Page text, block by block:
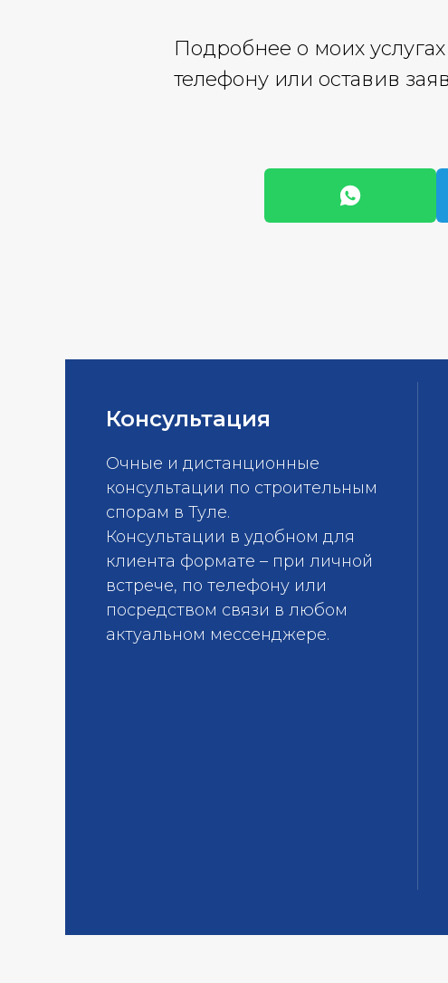
Подробнее о моих
телефону или оставив
Консультация
Очные и дистанционные
консультации по строительным
спорам в Туле.
Консультации в удобном для
клиента формате – при личной
встрече, по телефону или
посредством связи в любом
актуальном мессенджере.